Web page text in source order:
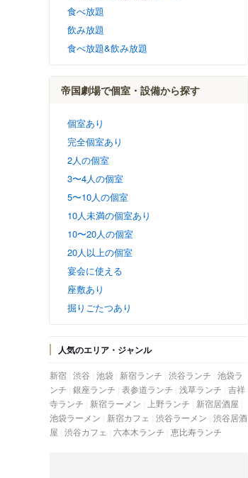
食べ放題
飲み放題
食べ放題&飲み放題
帝国劇場で個室・設備から探す
個室あり
完全個室あり
2人の個室
3〜4人の個室
5〜10人の個室
10人未満の個室あり
10〜20人の個室
20人以上の個室
宴会に使える
座敷あり
掘りごたつあり
人気のエリア・ジャンル
新宿 渋谷 池袋 新宿ランチ 渋谷ランチ 池袋ラ
ンチ 銀座ランチ 表参道ランチ 浅草ランチ 吉祥
寺ランチ
新宿ラーメン 上野ランチ
新宿居酒屋
池袋ラーメン
新宿カフェ 渋谷ラーメン 渋谷居酒
屋 渋谷カフェ 六本木ランチ 恵比寿ランチ